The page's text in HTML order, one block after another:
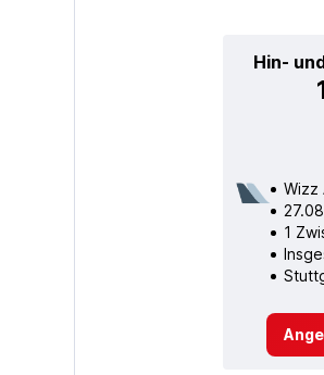
Hin-
Wizz
1